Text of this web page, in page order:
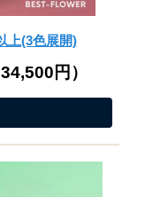
上(3色展開)
34,500円 ）